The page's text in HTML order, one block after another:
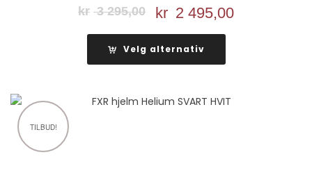
kr 3 295,00
Opprinnelig
pris
var:
kr 3
kr 2 495,00Nåværende
Velg alternativ
TILBUD!